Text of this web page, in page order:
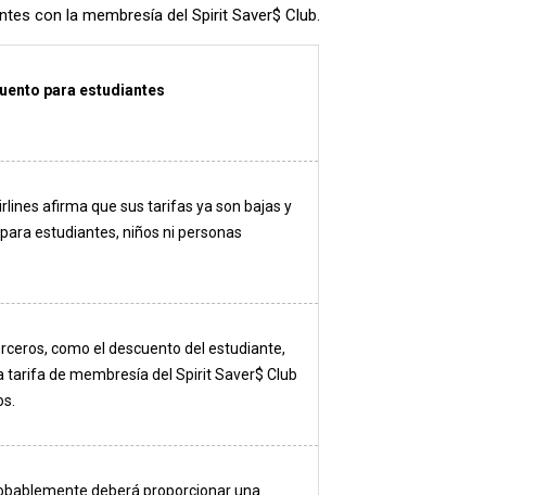
con la membresía del Spirit Saver$ Club.
para estudiantes
afirma que sus tarifas ya son bajas y
estudiantes, niños ni personas
como el descuento del estudiante,
tarifa de membresía del Spirit Saver$ Club
deberá proporcionar una